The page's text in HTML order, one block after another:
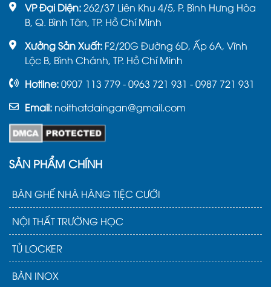
VP Đại Diện:262/37 Liên Khu 4/5, P. Bình Hưng Hòa
B, Q. Bình Tân, TP. Hồ Chí Minh
Xưởng Sản Xuất: F2/20G Đường 6D, Ấp 6A, Vĩnh
Lộc B, Bình Chánh, TP. Hồ Chí Minh
Hotline:0907 113 779 - 0963 721 931 - 0987 721 931
Email: noithatdaingan@gmail.com
SẢN PHẨM CHÍNH
BÀN GHẾ NHÀ HÀNG TIỆC CƯỚI
NỘI THẤT TRƯỜNG HỌC
TỦ LOCKER
BÀN INOX